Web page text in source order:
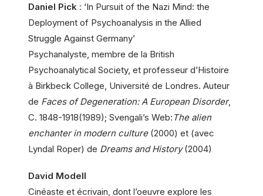
Daniel Pick : ‘In Pursuit of the Nazi Mind: the
Deployment of Psychoanalysis in the Allied
Struggle Against Germany’
Psychanalyste, membre de la British
Psychoanalytical Society, et professeur d’Histoire
à Birkbeck College, Université de Londres. Auteur
de Faces of Degeneration: A European Disorder,
C. 1848-1918(1989); Svengali’s Web: The alien
enchanter in modern culture(2000) et (avec
Lyndal Roper) de Dreams and History(2004)
David Modell
Cinéaste et écrivain, dont l’oeuvre explore les